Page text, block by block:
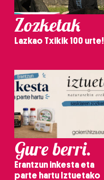
Zozketak
Lazkao Txikik 100 urte!
Gure berri.
Erantzun inkesta eta
parte hartu Iztuetako